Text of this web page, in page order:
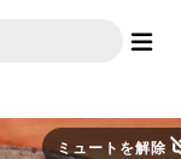
ミュートを解除